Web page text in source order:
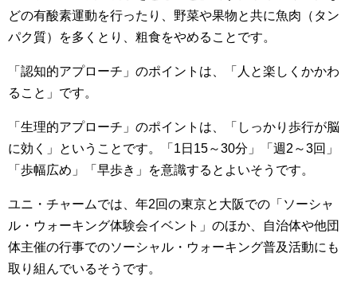
どの有酸素運動を行ったり、野菜や果物と共に魚肉（タン
パク質）を多くとり、粗食をやめることです。
「認知的アプローチ」のポイントは、「人と楽しくかかわ
ること」です。
「生理的アプローチ」のポイントは、「しっかり歩行が脳
に効く」ということです。「1日15～30分」「週2～3回」
「歩幅広め」「早歩き」を意識するとよいそうです。
ユニ・チャームでは、年2回の東京と大阪での「ソーシャ
ル・ウォーキング体験会イベント」のほか、自治体や他団
体主催の行事でのソーシャル・ウォーキング普及活動にも
取り組んでいるそうです。